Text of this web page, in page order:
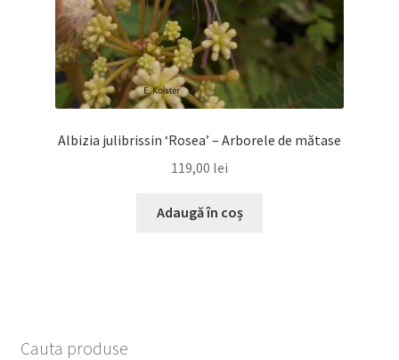
Albizia julibrissin ‘Rosea’ – Arborele de mătase
119,00 lei
Adaugă în coș
Cauta produse